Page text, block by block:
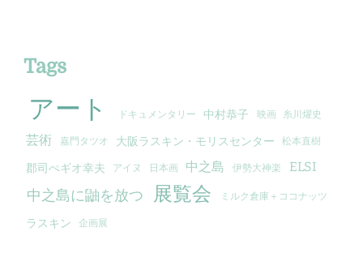
Tags
アート ドキュメンタリー 中村恭子 映画 糸川燿史
芸術 嘉門タツオ 大阪ラスキン・モリスセンター 松本直樹
郡司ぺギオ幸夫 アイヌ 日本画 中之島 伊勢大神楽 ELSI
中之島に鼬を放つ 展覧会 ミルク倉庫＋ココナッツ
ラスキン 企画展